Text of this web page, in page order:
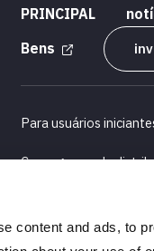
content and ads, to
PRINCIPAL
Bens
Para usuários
Cronograma de
Declarações sobre a